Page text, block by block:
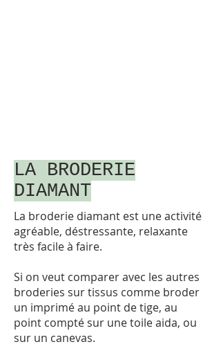
LA BRODERIE
DIAMANT
La broderie diamant est une activité
agréable, déstressante, relaxante
très facile à faire.
Si on veut comparer avec les autres
broderies sur tissus comme broder
un imprimé au point de tige, au
point compté sur une toile aida, ou
sur un canevas.